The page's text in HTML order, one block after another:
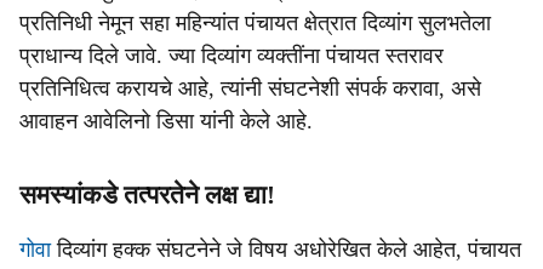
प्रतिनिधी नेमून सहा महिन्यांत पंचायत क्षेत्रात दिव्यांग सुलभतेला
प्राधान्य दिले जावे. ज्या दिव्यांग व्यक्तींना पंचायत स्तरावर
प्रतिनिधित्व करायचे आहे, त्यांनी संघटनेशी संपर्क करावा, असे
आवाहन आवेलिनो डिसा यांनी केले आहे.
समस्यांकडे तत्परतेने लक्ष द्या!
गोवादिव्यांग हक्क संघटनेने जे विषय अधोरेखित केले आहेत, पंचायत